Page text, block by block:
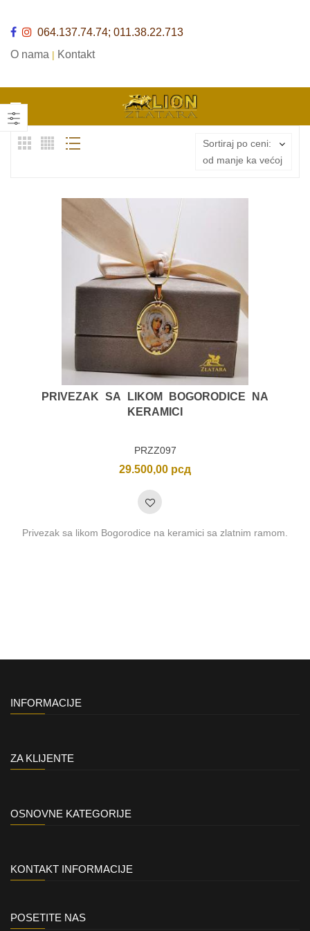
064.137.74.74; 011.38.22.713
O nama | Kontakt
Sortiraj po ceni:
od manje ka većoj
PRIVEZAK SA LIKOM BOGORODICE NA
KERAMICI
PRZZ097
29.500,00 рсд
Privezak sa likom Bogorodice na keramici sa zlatnim ramom.
INFORMACIJE
ZA KLIJENTE
OSNOVNE KATEGORIJE
KONTAKT INFORMACIJE
POSETITE NAS